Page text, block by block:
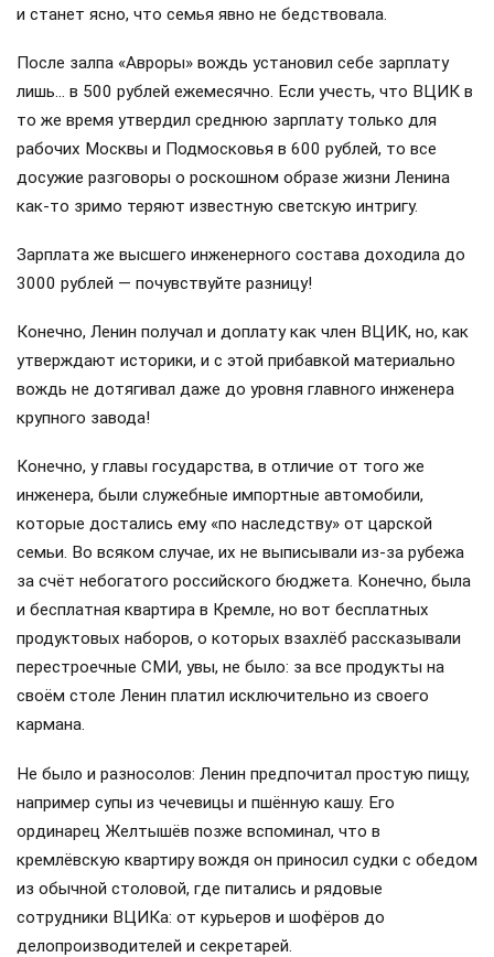
и станет ясно, что семья явно не бедствовала.
После залпа «Авроры» вождь установил себе зарплату
лишь… в 500 рублей ежемесячно. Если учесть, что ВЦИК в
то же время утвердил среднюю зарплату только для
рабочих Москвы и Подмосковья в 600 рублей, то все
досужие разговоры о роскошном образе жизни Ленина
как-то зримо теряют известную светскую интригу.
Зарплата же высшего инженерного состава доходила до
3000 рублей — почувствуйте разницу!
Конечно, Ленин получал и доплату как член ВЦИК, но, как
утверждают историки, и с этой прибавкой материально
вождь не дотягивал даже до уровня главного инженера
крупного завода!
Конечно, у главы государства, в отличие от того же
инженера, были служебные импортные автомобили,
которые достались ему «по наследству» от царской
семьи. Во всяком случае, их не выписывали из-за рубежа
за счёт небогатого российского бюджета. Конечно, была
и бесплатная квартира в Кремле, но вот бесплатных
продуктовых наборов, о которых взахлёб рассказывали
перестроечные СМИ, увы, не было: за все продукты на
своём столе Ленин платил исключительно из своего
кармана.
Не было и разносолов: Ленин предпочитал простую пищу,
например супы из чечевицы и пшённую кашу. Его
ординарец Желтышёв позже вспоминал, что в
кремлёвскую квартиру вождя он приносил судки с обедом
из обычной столовой, где питались и рядовые
сотрудники ВЦИКа: от курьеров и шофёров до
делопроизводителей и секретарей.